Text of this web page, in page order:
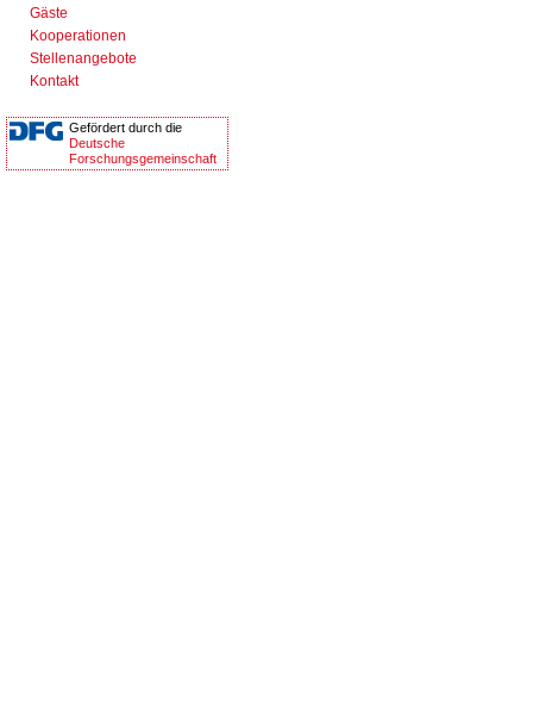
Gäste
Kooperationen
Stellenangebote
Kontakt
Gefördert durch die
Deutsche
Forschungsgemeinschaft